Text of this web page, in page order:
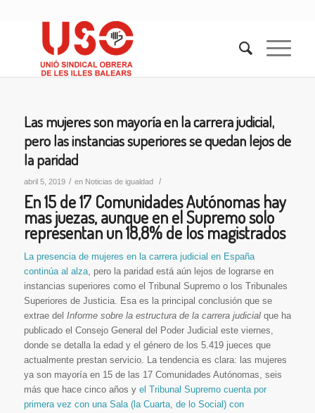
Las mujeres son mayoría en la carrera judicial,
pero las instancias superiores se quedan lejos de
la paridad
abril 5, 2019 / en Noticias de igualdad /
En 15 de 17 Comunidades Autónomas hay
mas juezas, aunque en el Supremo solo
representan un 18,8% de los magistrados
La presencia de mujeres en la carrera judicial en España
continúa al alza, pero la paridad está aún lejos de lograrse en
instancias superiores como el Tribunal Supremo o los Tribunales
Superiores de Justicia. Esa es la principal conclusión que se
extrae del Informe sobre la estructura de la carrera judicialque ha
publicado el Consejo General del Poder Judicial este viernes,
donde se detalla la edad y el género de los 5.419 jueces que
actualmente prestan servicio. La tendencia es clara: las mujeres
ya son mayoría en 15 de las 17 Comunidades Autónomas, seis
más que hace cinco años y el Tribunal Supremo cuenta por
primera vez con una Sala (la Cuarta, de lo Social) con